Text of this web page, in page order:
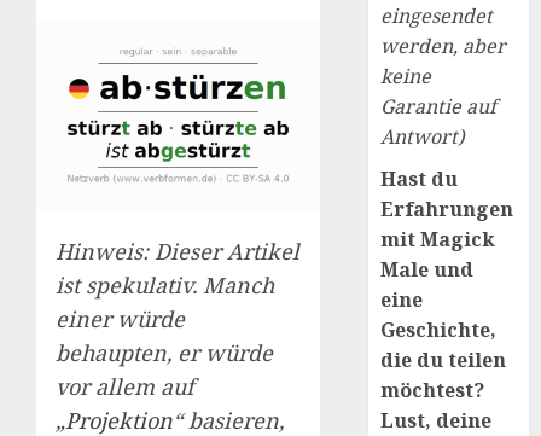
Hinweis: Dieser Artikel
ist spekulativ. Manch
einer würde
behaupten, er würde
vor allem auf
„Projektion“ basieren,
eingesendet
werden, aber
keine
Garantie auf
Antwort)
Hast du
Erfahrungen
mit Magick
Male und
eine
Geschichte,
die du teilen
möchtest?
Lust, deine